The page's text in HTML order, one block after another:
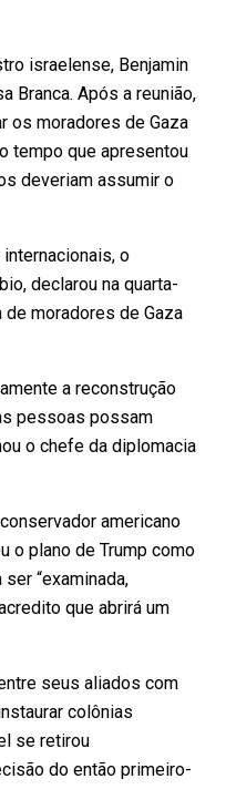
israelense, Benjamin
Branca. Após a reunião,
os moradores de Gaza
tempo que apresentou
deveriam assumir o
o
declarou na quarta-
moradores de Gaza
a reconstrução
pessoas possam
o chefe da diplomacia
americano
o plano de Trump como
“examinada,
que abrirá um
seus aliados com
colônias
se retirou
do então primeiro-